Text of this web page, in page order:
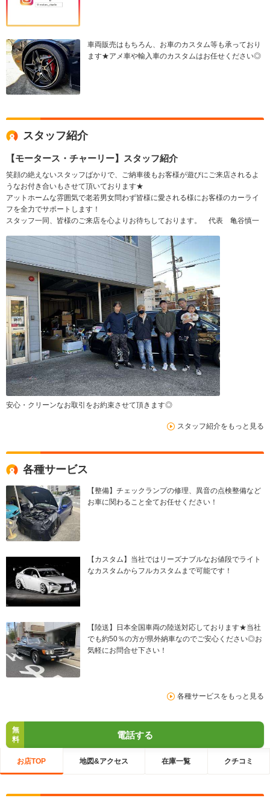
車両販売はもちろん、お車のカスタム等も承っており
ます★アメ車や輸入車のカスタムはお任せください◎
スタッフ紹介
【モータース・チャーリー】スタッフ紹介
笑顔の絶えないスタッフばかりで、ご納車後もお客様が遊びにご来店されるよ
うなお付き合いもさせて頂いております★
アットホームな雰囲気で老若男女問わず皆様に愛される様にお客様のカーライ
フを全力でサポートします！
スタッフ一同、皆様のご来店を心よりお待ちしております。 代表 亀谷慎一
安心・クリーンなお取引をお約束させて頂きます◎
スタッフ紹介をもっと見る
各種サービス
【整備】チェックランプの修理、異音の点検整備など
お車に関わること全てお任せください！
【カスタム】当社ではリーズナブルなお値段でライト
なカスタムからフルカスタムまで可能です！
【陸送】日本全国車両の陸送対応しております★当社
でも約50％の方が県外納車なのでご安心ください◎お
気軽にお問合せ下さい！
各種サービスをもっと見る
無
料
電話する
お店TOP 地図&アクセス 在庫一覧 クチコミ